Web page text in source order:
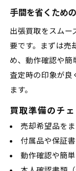
手間を省くため
出張買取をスムー
要です。まずは売
め、動作確認や簡
査定時の印象が良
ます。
買取準備のチ
売却希望品を
付属品や保証
動作確認や簡